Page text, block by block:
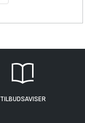
TILBUDSAVISER